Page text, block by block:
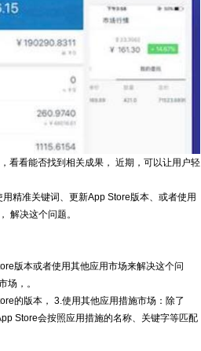
看看能否找到相关成果， 近期，可以让用户轻
精准关键词、更新App Store版本、或者使用
解决这个问题。
版本或者使用其他应用市场来解决这个问
场，。
的版本， 3.使用其他应用措施市场：除了
Store会按照应用措施的名称、关键字等匹配